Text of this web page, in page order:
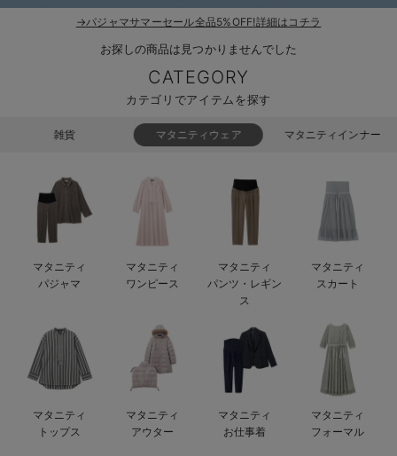
ベビー スカート
ベビー セットアップ
ベビー帽子（新生児・乳児）
新生児スリーパー・ベビーパジャマ
ベビーシューズ・ファーストシューズ・ベビー靴下
ベビー 小物
ベビー安全グッズ
授乳・調乳・お食事
赤ちゃん 洗剤・洗濯用品・お掃除
赤ちゃん お風呂・ベビースキンケア
おむつ関連グッズ
ベビー 夏のお役立ちグッズ特集
【素材別】ベビーロンパース特集
【アウトレット】インナー
【アウトレット】ベビー
ブラトップ
快適機能ウェア特集 トップス
快適機能ウェア特集 ボトムス
快適機能ウェア特集 パジャマ
安心の日本製。先輩ママが買ってよかった！本当に必要な出産準備品
ハレの日に着るANGELIEBEのセレモニー
買って正解！高評価レビューアイテム
パジャマ
インナー
ベビー
MAX55%OFF ブラックフ
ツィード派
王道シンプル派
セット
ワーク・オフィス
カジュアル
あったかアイテム｜
女の子におススメの
男の子におススメの
もらって嬉しいギフト
何枚あっても嬉しい
長く使えるアイテム
お部屋映えアイテム
レギンス・タイツ
カップ付きインナー
裏起毛素材
→パジャマサマーセール全品5%OFF!詳細はコチラ
お探しの商品は見つかりませんでした
CATEGORY
カテゴリでアイテムを探す
雑貨 マタニティウェア マタニティインナー
マタニティ
パジャマ
マタニティ
ワンピース
マタニティ
パンツ・レギン
ス
マタニティ
スカート
マタニティ
トップス
マタニティ
アウター
マタニティ
お仕事着
マタニティ
フォーマル